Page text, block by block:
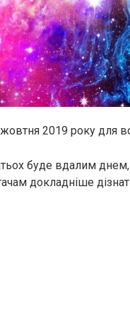
2019 року для
буде вдалим
докладніше